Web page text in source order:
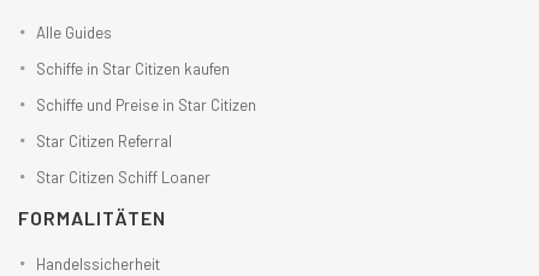
Alle Guides
Schiffe in Star Citizen kaufen
Schiffe und Preise in Star Citizen
Star Citizen Referral
Star Citizen Schiff Loaner
FORMALITÄTEN
Handelssicherheit